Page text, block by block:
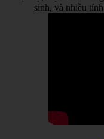
sinh, và nhiều